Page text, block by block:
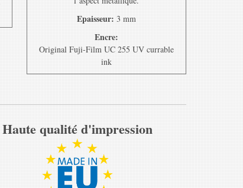
Epaisseur: 3 mm
Encre:
Original Fuji-Film UC 255 UV currable
ink
Haute qualité d'impression